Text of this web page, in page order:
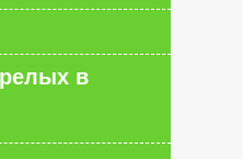
в